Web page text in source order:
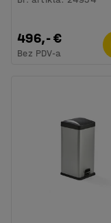
496,- €
Bez PDV-a